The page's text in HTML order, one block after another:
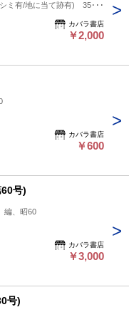
ミ有/地に当て跡有) 353頁
カバラ書店
￥2,000
カバラ書店
￥600
号)
編、昭60
カバラ書店
￥3,000
号)